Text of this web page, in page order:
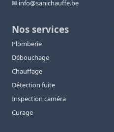
✉ info@sanichauffe.be
Nos services
Plomberie
Débouchage
Chauffage
Détection fuite
Inspection caméra
Curage